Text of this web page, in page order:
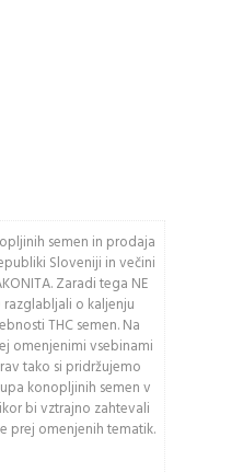
semen in prodaja
Sloveniji in večini
Zaradi tega NE
razglabljali o kaljenju
THC semen. Na
omenjenimi vsebinami
tako si pridržujemo
konopljinih semen v
bi vztrajno zahtevali
prej omenjenih tematik.
Osveži varnostno
kodo
Pozor: Captcha razlikuje
med velikimi in malimi
črkami.
PRIJAVA